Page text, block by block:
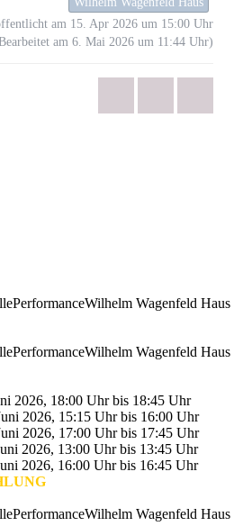
am 15. Apr 2026 um 15:00 Uhr
am 6. Mai 2026 um 11:44 Uhr)
PerformanceWilhelm Wagenfeld Haus
PerformanceWilhelm Wagenfeld Haus
2026, 18:00 Uhr bis 18:45 Uhr
2026, 15:15 Uhr bis 16:00 Uhr
2026, 17:00 Uhr bis 17:45 Uhr
2026, 13:00 Uhr bis 13:45 Uhr
2026, 16:00 Uhr bis 16:45 Uhr
PerformanceWilhelm Wagenfeld Haus